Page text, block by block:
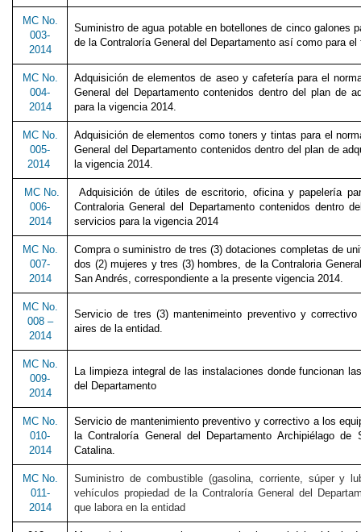
MC No.
003-
2014
Suministro de agua potable en botellones de cinco galones
de la Contraloría General del Departamento así como para
MC No.
004-
2014
Adquisición de elementos de aseo y cafetería para el
General del Departamento contenidos dentro del plan de
para la vigencia 2014.
MC No.
005-
2014
Adquisición de elementos como toners y tintas para el
General del Departamento contenidos dentro del plan de
la vigencia 2014.
MC No.
006-
2014
Adquisición de útiles de escritorio, oficina y papelería
Contraloria General del Departamento contenidos dentro
servicios para la vigencia 2014
MC No.
007-
2014
Compra o suministro de tres (3) dotaciones completas de
dos (2) mujeres y tres (3) hombres, de la Contraloria
San Andrés, correspondiente a la presente vigencia 2014.
MC No.
008 –
2014
Servicio de tres (3) mantenimeinto preventivo y
aires de la entidad.
MC No.
009-
2014
La limpieza integral de las instalaciones donde funcionan
del Departamento
MC No.
010-
2014
Servicio de mantenimiento preventivo y correctivo a los
la Contraloría General del Departamento Archipiélago
Catalina.
MC No.
011-
2014
Suministro de combustible (gasolina, corriente, súper y
vehículos propiedad de la Contraloría General del
que labora en la entidad